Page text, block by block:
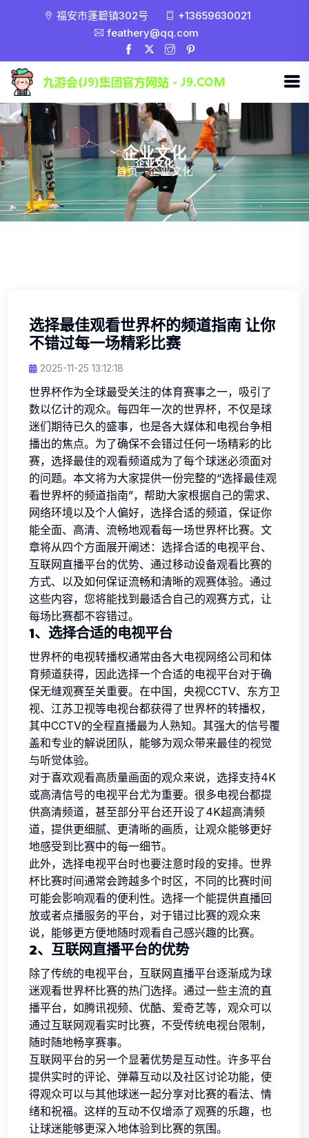
福安市蓬碧镇302号
+13659630021
feathery@qq.com
企业文化
首页 -企业文化
选择最佳观看世界杯的频道指南 让你
不错过每一场精彩比赛
2025-11-25 13:12:18
世界杯作为全球最受关注的体育赛事之一，吸引了
数以亿计的观众。每四年一次的世界杯，不仅是球
迷们期待已久的盛事，也是各大媒体和电视台争相
播出的焦点。为了确保不会错过任何一场精彩的比
赛，选择最佳的观看频道成为了每个球迷必须面对
的问题。本文将为大家提供一份完整的“选择最佳观
看世界杯的频道指南”，帮助大家根据自己的需求、
网络环境以及个人偏好，选择合适的频道，保证你
能全面、高清、流畅地观看每一场世界杯比赛。文
章将从四个方面展开阐述：选择合适的电视平台、
互联网直播平台的优势、通过移动设备观看比赛的
方式、以及如何保证流畅和清晰的观赛体验。通过
这些内容，您将能找到最适合自己的观赛方式，让
每场比赛都不容错过。
1、选择合适的电视平台
世界杯的电视转播权通常由各大电视网络公司和体
育频道获得，因此选择一个合适的电视平台对于确
保无缝观赛至关重要。在中国，央视CCTV、东方卫
视、江苏卫视等电视台都获得了世界杯的转播权，
其中CCTV的全程直播最为人熟知。其强大的信号覆
盖和专业的解说团队，能够为观众带来最佳的视觉
与听觉体验。
对于喜欢观看高质量画面的观众来说，选择支持4K
或高清信号的电视平台尤为重要。很多电视台都提
供高清频道，甚至部分平台还开设了4K超高清频
道，提供更细腻、更清晰的画质，让观众能够更好
地感受到比赛中的每一细节。
此外，选择电视平台时也要注意时段的安排。世界
杯比赛时间通常会跨越多个时区，不同的比赛时间
可能会影响观看的便利性。选择一个能提供直播回
放或者点播服务的平台，对于错过比赛的观众来
说，能够更方便地随时观看自己感兴趣的比赛。
2、互联网直播平台的优势
除了传统的电视平台，互联网直播平台逐渐成为球
迷观看世界杯比赛的热门选择。通过一些主流的直
播平台，如腾讯视频、优酷、爱奇艺等，观众可以
通过互联网观看实时比赛，不受传统电视台限制，
随时随地畅享赛事。
互联网平台的另一个显著优势是互动性。许多平台
提供实时的评论、弹幕互动以及社区讨论功能，使
得观众可以与其他球迷一起分享对比赛的看法、情
绪和祝福。这样的互动不仅增添了观赛的乐趣，也
让球迷能够更深入地体验到比赛的氛围。